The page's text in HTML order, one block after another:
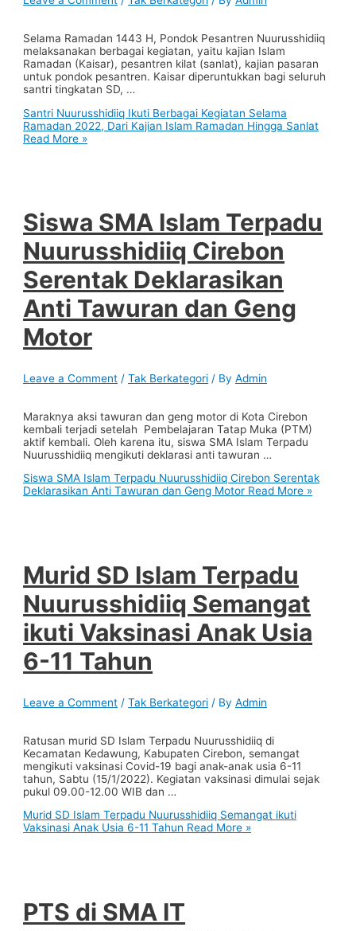
Selama Ramadan 1443 H, Pondok Pesantren Nuurusshidiiq
melaksanakan berbagai kegiatan, yaitu kajian Islam
Ramadan (Kaisar), pesantren kilat (sanlat), kajian pasaran
untuk pondok pesantren. Kaisar diperuntukkan bagi seluruh
santri tingkatan SD, …
Santri Nuurusshidiiq Ikuti Berbagai Kegiatan Selama
Ramadan 2022, Dari Kajian Islam Ramadan Hingga Sanlat
Read More »
Siswa SMA Islam Terpadu
Nuurusshidiiq Cirebon
Serentak Deklarasikan
Anti Tawuran dan Geng
Motor
Leave a Comment /Tak Berkategori / ByAdmin
Maraknya aksi tawuran dan geng motor di Kota Cirebon
kembali terjadi setelah Pembelajaran Tatap Muka (PTM)
aktif kembali. Oleh karena itu, siswa SMA Islam Terpadu
Nuurusshidiiq mengikuti deklarasi anti tawuran …
Siswa SMA Islam Terpadu Nuurusshidiiq Cirebon Serentak
Deklarasikan Anti Tawuran dan Geng Motor Read More »
Murid SD Islam Terpadu
Nuurusshidiiq Semangat
ikuti Vaksinasi Anak Usia
6-11 Tahun
Leave a Comment /Tak Berkategori / ByAdmin
Ratusan murid SD Islam Terpadu Nuurusshidiiq di
Kecamatan Kedawung, Kabupaten Cirebon, semangat
mengikuti vaksinasi Covid-19 bagi anak-anak usia 6-11
tahun, Sabtu (15/1/2022). Kegiatan vaksinasi dimulai sejak
pukul 09.00-12.00 WIB dan …
Murid SD Islam Terpadu Nuurusshidiiq Semangat ikuti
Vaksinasi Anak Usia 6-11 Tahun Read More »
PTS di SMA IT